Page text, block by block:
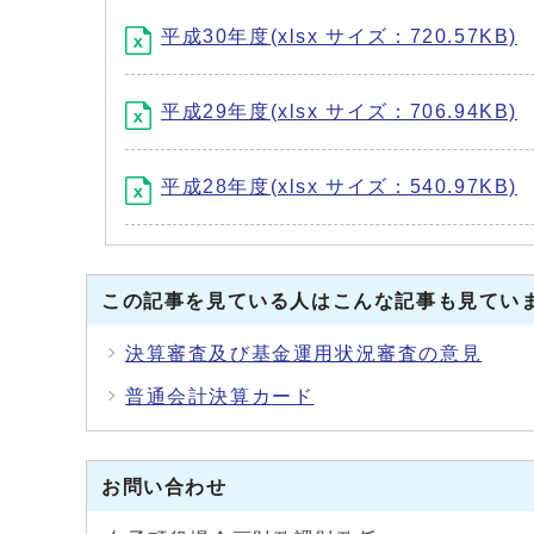
平成30年度(xlsx サイズ：720.57KB)
平成29年度(xlsx サイズ：706.94KB)
平成28年度(xlsx サイズ：540.97KB)
この記事を見ている人はこんな記事も見てい
決算審査及び基金運用状況審査の意見
普通会計決算カード
お問い合わせ